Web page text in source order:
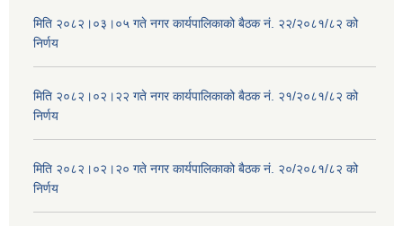
मिति २०८२।०३।०५ गते नगर कार्यपालिकाको बैठक नं. २२/२०८१/८२ को
निर्णय
मिति २०८२।०२।२२ गते नगर कार्यपालिकाको बैठक नं. २१/२०८१/८२ को
निर्णय
मिति २०८२।०२।२० गते नगर कार्यपालिकाको बैठक नं. २०/२०८१/८२ को
निर्णय